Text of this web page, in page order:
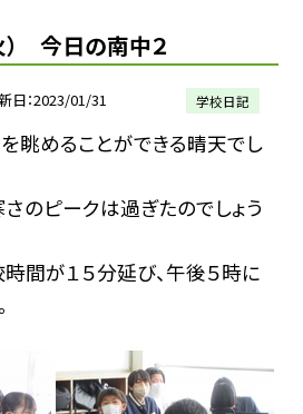
） 今日の南中２
日 2023/01/31 学校日記
眺めることができる晴天でし
のピークは過ぎたのでしょう
間が１５分延び、午後５時に